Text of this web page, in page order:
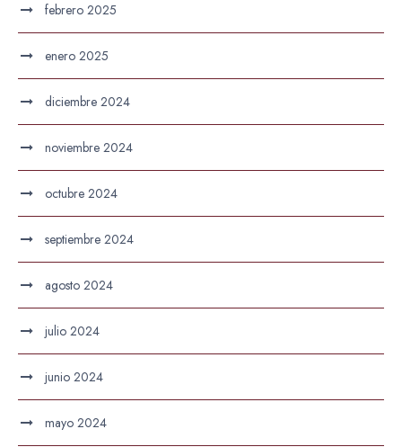
febrero 2025
enero 2025
diciembre 2024
noviembre 2024
octubre 2024
septiembre 2024
agosto 2024
julio 2024
junio 2024
mayo 2024